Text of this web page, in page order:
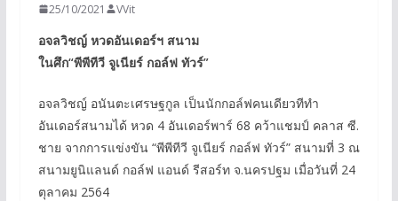
25/10/2021 VVit
อจลวิชญ์ หวดอันเดอร์ฯ สนาม
ในศึก“พีพีทีวี จูเนียร์ กอล์ฟ ทัวร์”
อจลวิชญ์ อนันตะเศรษฐกูล เป็นนักกอล์ฟคนเดียวทีทำ
อันเดอร์สนามได้ หวด 4 อันเดอร์พาร์ 68 คว้าแชมป์ คลาส ซี.
ชาย จากการแข่งขัน “พีพีทีวี จูเนียร์ กอล์ฟ ทัวร์” สนามที่ 3 ณ
สนามยูนิแลนด์ กอล์ฟ แอนด์ รีสอร์ท จ.นครปฐม เมื่อวันที่ 24
ตุลาคม 2564